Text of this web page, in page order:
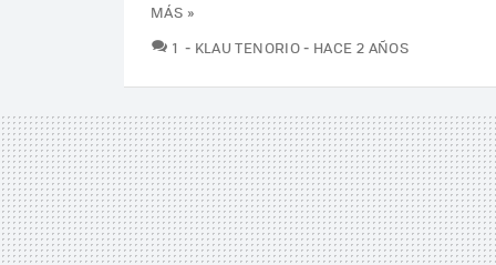
MÁS »
1 COMENTARIOS
KLAU TENORIO HACE 2 AÑOS